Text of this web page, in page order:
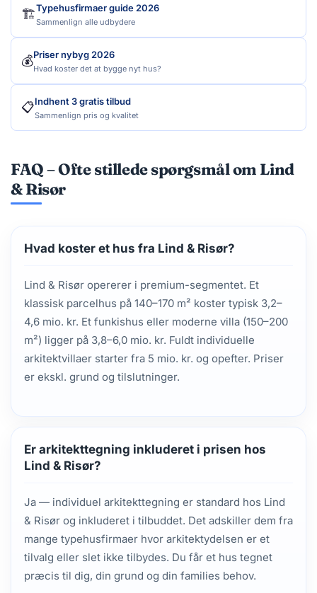
🏗️Typehusfirmaer guide 2026
Sammenlign alle udbydere
💰Priser nybyg 2026
Hvad koster det at bygge nyt hus?
📋Indhent 3 gratis tilbud
Sammenlign pris og kvalitet
FAQ –Ofte stillede spørgsmål om Lind
& Risør
Hvad koster et hus fra Lind & Risør?
Lind & Risør opererer i premium-segmentet. Et
klassisk parcelhus på 140–170 m² koster typisk 3,2–
4,6 mio. kr. Et funkishus eller moderne villa (150–200
m²) ligger på 3,8–6,0 mio. kr. Fuldt individuelle
arkitektvillaer starter fra 5 mio. kr. og opefter. Priser
er ekskl. grund og tilslutninger.
Er arkitekttegning inkluderet i prisen hos
Lind & Risør?
Ja — individuel arkitekttegning er standard hos Lind
& Risør og inkluderet i tilbuddet. Det adskiller dem fra
mange typehusfirmaer hvor arkitektydelsen er et
tilvalg eller slet ikke tilbydes. Du får et hus tegnet
præcis til dig, din grund og din families behov.